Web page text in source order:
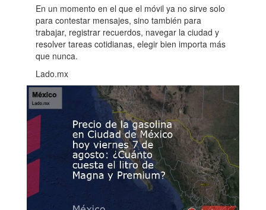
En un momento en el que el móvil ya no sirve solo
para contestar mensajes, sino también para
trabajar, registrar recuerdos, navegar la ciudad y
resolver tareas cotidianas, elegir bien importa más
que nunca.
Lado.mx